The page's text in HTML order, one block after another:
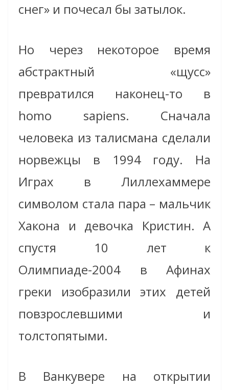
снег» и почесал бы затылок.
Но через некоторое время
абстрактный «щусс»
превратился наконец-то в
homo sapiens. Сначала
человека из талисмана сделали
норвежцы в 1994 году. На
Играх в Лиллехаммере
символом стала пара – мальчик
Хакона и девочка Кристин. А
спустя 10 лет к
Олимпиаде-2004 в Афинах
греки изобразили этих детей
повзрослевшими и
толстопятыми.
В Ванкувере на открытии